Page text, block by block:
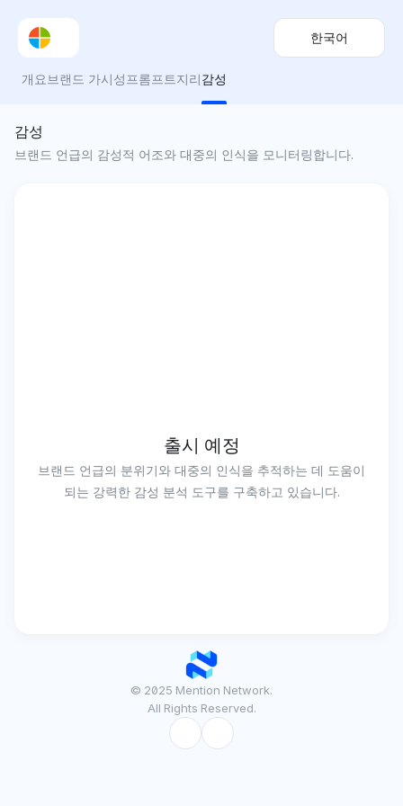
한국어
개요 브랜드 가시성 프롬프트지리감성
감성
브랜드 언급의 감성적 어조와 대중의 인식을 모니터링합니다.
출시 예정
브랜드 언급의 분위기와 대중의 인식을 추적하는 데 도움이
되는 강력한 감성 분석 도구를 구축하고 있습니다.
© 2025 Mention Network.
All Rights Reserved.